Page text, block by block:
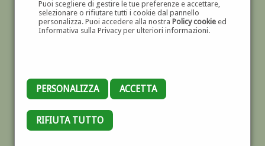
Puoi scegliere di gestire le tue preferenze e accettare,
selezionare o rifiutare tutti i cookie dal pannello
personalizza. Puoi accedere alla nostra Policy cookieed
Informativa sulla Privacy per ulteriori informazioni.
PERSONALIZZA ACCETTA
RIFIUTA TUTTO